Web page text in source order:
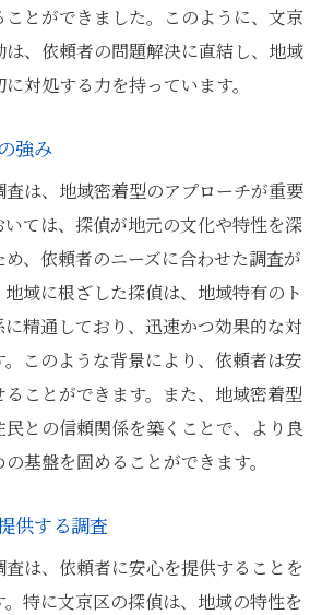
とができました。このように、文京
、依頼者の問題解決に直結し、地域
対処する力を持っています。
強み
は、地域密着型のアプローチが重要
ては、探偵が地元の文化や特性を深
め、依頼者のニーズに合わせた調査が
域に根ざした探偵は、地域特有のト
に精通しており、迅速かつ効果的な対
このような背景により、依頼者は安
ことができます。また、地域密着型
民との信頼関係を築くことで、より良
基盤を固めることができます。
供する調査
は、依頼者に安心を提供することを
特に文京区の探偵は、地域の特性を